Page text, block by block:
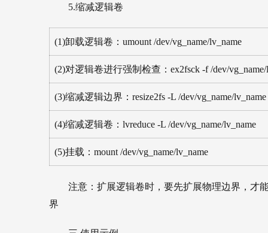
5.缩减逻辑卷
(1)卸载逻辑卷：umount /dev/vg_name/lv_name
(2)对逻辑卷进行强制检查：ex2fsck -f /dev/vg_name/
(3)缩减逻辑边界：resize2fs -L /dev/vg_name/lv_name
(4)缩减逻辑卷：lvreduce -L /dev/vg_name/lv_name
(5)挂载：mount /dev/vg_name/lv_name
注意：扩展逻辑卷时，要先扩展物理边界，才
界